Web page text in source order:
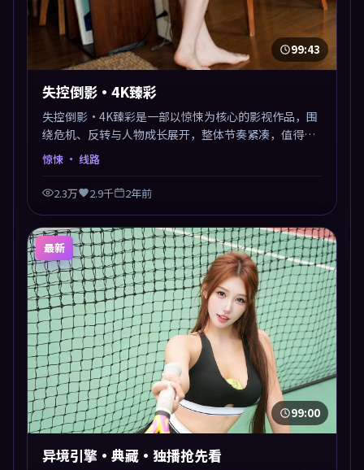
99:43
失控倒影·4K臻彩
失控倒影·4K臻彩是一部以惊悚为核心的影视作品，围
绕危机、反转与人物成长展开，整体节奏紧凑，值得推
荐观看。
惊悚 · 线路
2.3万 2.9千 2年前
最新
99:00
异境引擎·典藏·独播抢先看